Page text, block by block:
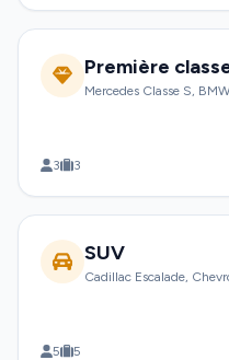
Première
Mercedes Classe S,
3 3
SUV
Cadillac Escalade,
5 5